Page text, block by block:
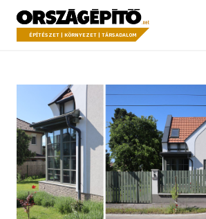
a tartalomhoz
Országépítő
ÉPÍTÉSZET | KÖRNYEZET | TÁRSADALOM